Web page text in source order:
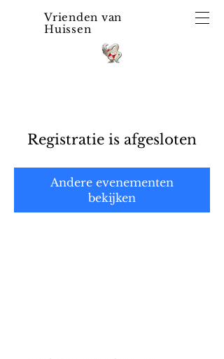
Vrienden van
Huissen
Registratie is afgesloten
Andere evenementen
bekijken